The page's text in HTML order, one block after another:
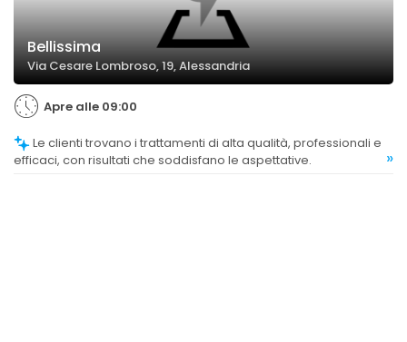
Bellissima
Via Cesare Lombroso, 19, Alessandria
Apre alle 09:00
efficaci, con risultati che soddisfano le aspettative.
»